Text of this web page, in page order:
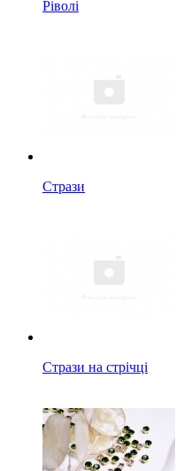
Ріволі
Стрази
Стрази на стрічці